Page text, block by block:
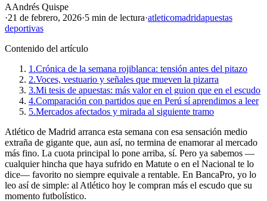
AAndrés Quispe
·21 de febrero, 2026·5 min de lectura·atleticomadridapuestas
deportivas
Contenido del artículo
1.Crónica de la semana rojiblanca: tensión antes del pitazo
2.Voces, vestuario y señales que mueven la pizarra
3.Mi tesis de apuestas: más valor en el guion que en el escudo
4.Comparación con partidos que en Perú sí aprendimos a leer
5.Mercados afectados y mirada al siguiente tramo
Atlético de Madrid arranca esta semana con esa sensación medio
extraña de gigante que, aun así, no termina de enamorar al mercado
más fino. La cuota principal lo pone arriba, sí. Pero ya sabemos —
cualquier hincha que haya sufrido en Matute o en el Nacional te lo
dice— favorito no siempre equivale a rentable. En BancaPro, yo lo
leo así de simple: al Atlético hoy le compran más el escudo que su
momento futbolístico.